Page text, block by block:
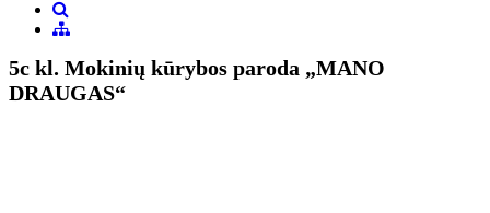
5c kl. Mokinių kūrybos paroda „MANO
DRAUGAS“